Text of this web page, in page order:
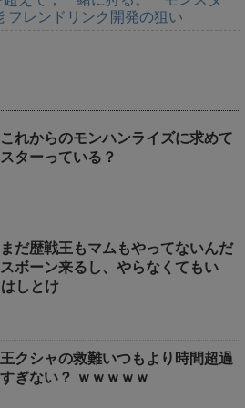
フレンドリンク開発の狙い
これからのモンハンライズに求めて
ターっている？
まだ歴戦王もマムもやってないんだ
ボーン来るし、やらなくてもい
しとけ
王クシャの救難いつもより時間超過
ぎない？ ｗｗｗｗｗ